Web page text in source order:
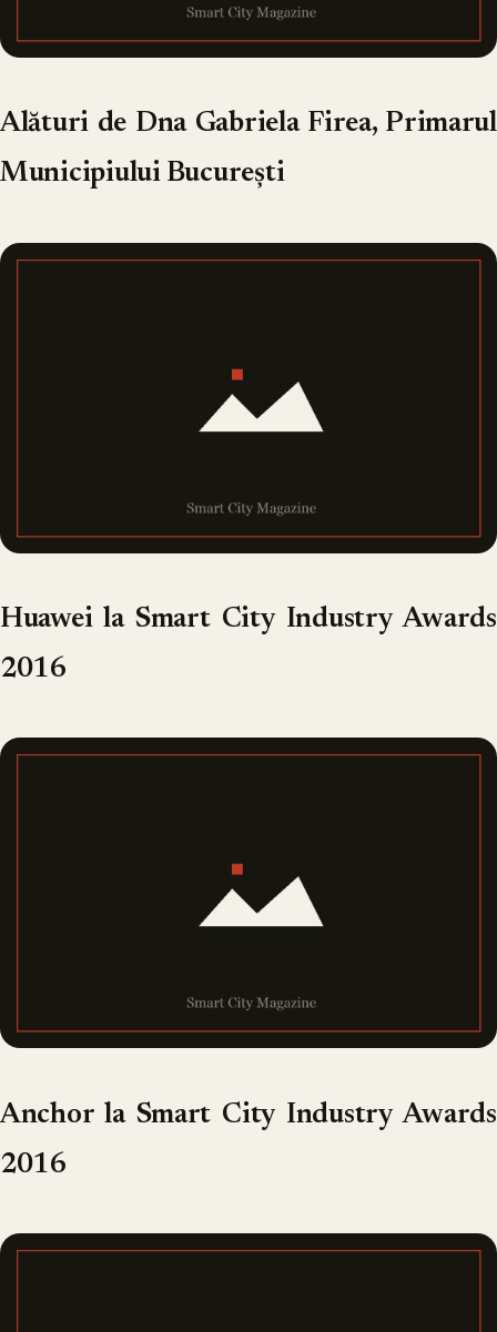
Alături de Dna Gabriela Firea, Primarul
Municipiului București
Huawei la Smart City Industry Awards
2016
Anchor la Smart City Industry Awards
2016